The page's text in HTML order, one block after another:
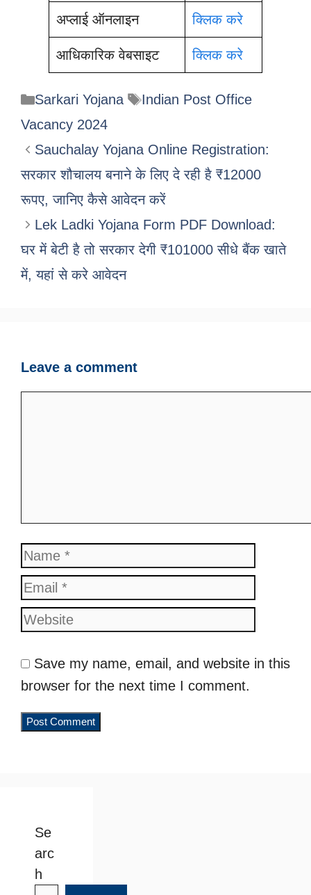
अप्लाई ऑनलाइन क्लिक करे
आधिकारिक वेबसाइट क्लिक करे
Categories
Sarkari Yojana Tags
Indian Post Office
Vacancy 2024
Sauchalay Yojana Online Registration:
सरकार शौचालय बनाने के लिए दे रही है ₹12000
रूपए, जानिए कैसे आवेदन करें
Lek Ladki Yojana Form PDF Download:
घर में बेटी है तो सरकार देगी ₹101000 सीधे बैंक खाते
में, यहां से करे आवेदन
Leave a comment
Name
Save my name, email, and website in this
browser for the next time I comment.
Se
arc
h